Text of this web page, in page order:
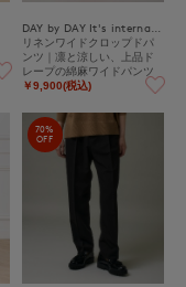
リネンワイドクロップドパ
ンツ｜凛と涼しい、上品ド
レープの綿麻ワイドパンツ
￥9,900(税込)
70%
OFF